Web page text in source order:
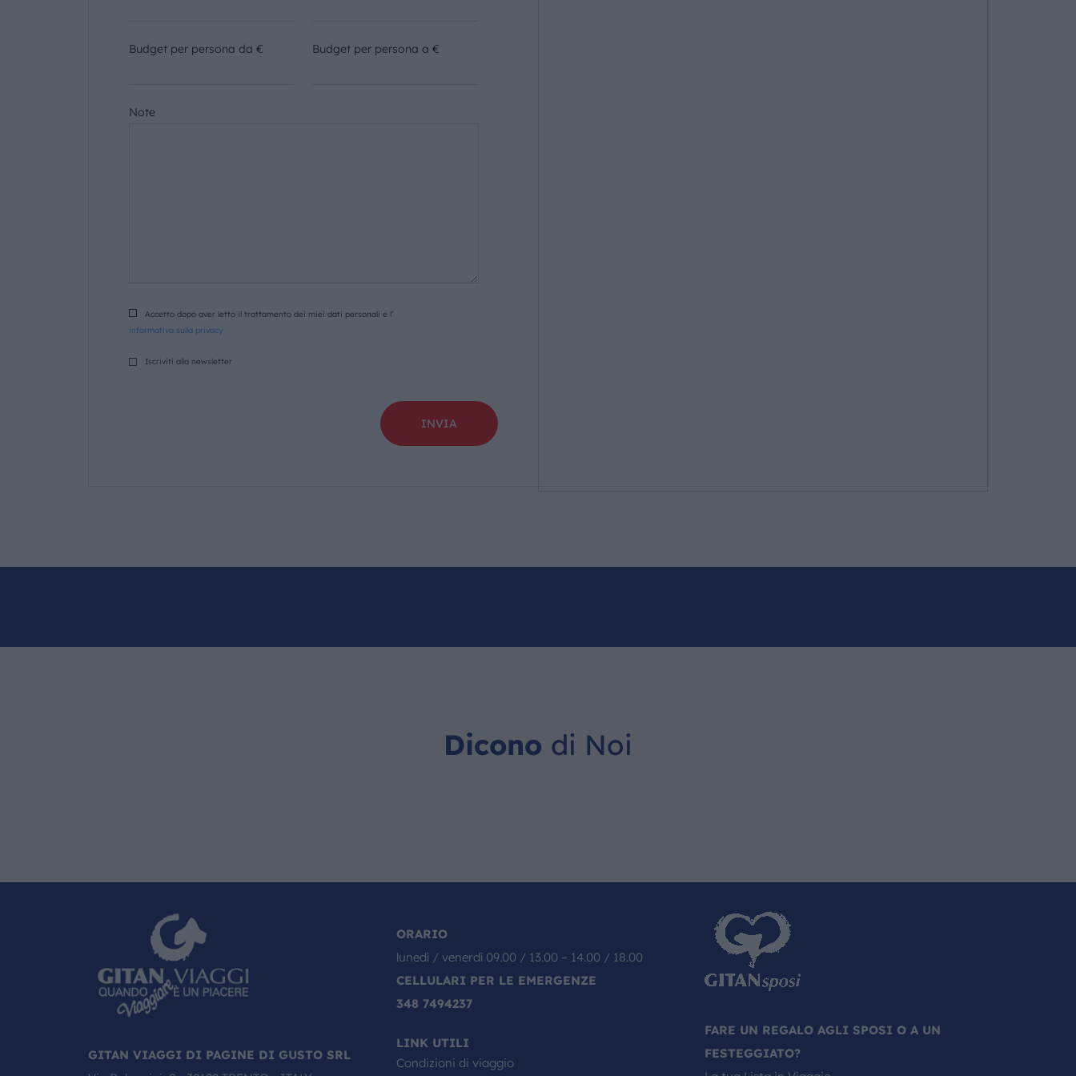
Budget per persona da € Budget per persona a €
Note
Accetto dopo aver letto il trattamento dei miei dati personali e l’
informativa sulla privacy
Iscriviti alla newsletter
Dicono di Noi
GITAN VIAGGI DI PAGINE DI GUSTO SRL
ORARIO
lunedì / venerdì 09.00 / 13.00 – 14.00 / 18.00
CELLULARI PER LE EMERGENZE
348 7494237
LINK UTILI
Condizioni di viaggio
FARE UN REGALO AGLI SPOSI O A UN
FESTEGGIATO?